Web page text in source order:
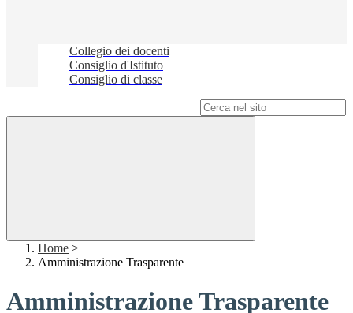
Collegio dei docenti
Consiglio d'Istituto
Consiglio di classe
Home >
Amministrazione Trasparente
Amministrazione Trasparente